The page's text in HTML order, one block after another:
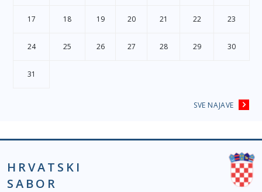
17 18 19 20 21 22 23
24 25 26 27 28 29 30
31
SVE NAJAVE
HRVATSKI
SABOR